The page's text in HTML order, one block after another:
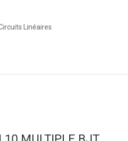
Linéaires